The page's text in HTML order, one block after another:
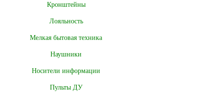
Кронштейны
Лояльность
Мелкая бытовая техника
Наушники
Носители информации
Пульты ДУ